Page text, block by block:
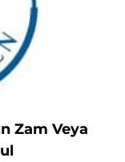
Zam Veya